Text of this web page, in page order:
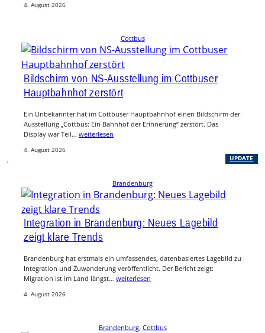
4. August 2026
Cottbus
UPDATE
Bildschirm von NS-Ausstellung im Cottbuser
Hauptbahnhof zerstört
Ein Unbekannter hat im Cottbuser Hauptbahnhof einen Bildschirm der
Ausstellung „Cottbus: Ein Bahnhof der Erinnerung“ zerstört. Das
Display war Teil… weiterlesen
4. August 2026
Brandenburg
Integration in Brandenburg: Neues Lagebild
zeigt klare Trends
Brandenburg hat erstmals ein umfassendes, datenbasiertes Lagebild zu
Integration und Zuwanderung veröffentlicht. Der Bericht zeigt:
Migration ist im Land längst… weiterlesen
4. August 2026
Brandenburg, Cottbus